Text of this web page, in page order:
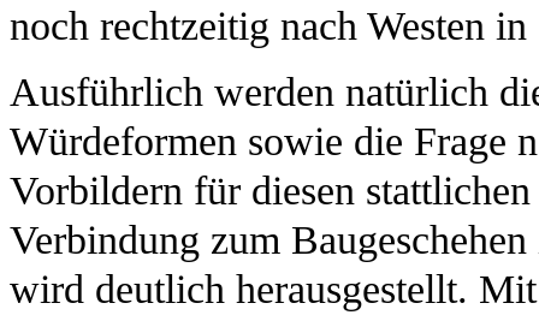
noch rechtzeitig nach Westen
Ausführlich werden natürlich
Würdeformen sowie die Frage
Vorbildern für diesen
Verbindung zum
wird deutlich herausgestellt.